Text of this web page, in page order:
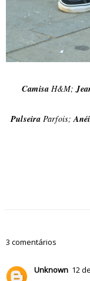
CamisaH&M;
Pulseira Parfois;
3 comentários
Unknown 12